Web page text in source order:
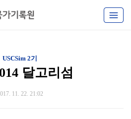
USCSim 2기
달고리섬
11. 22. 21:02